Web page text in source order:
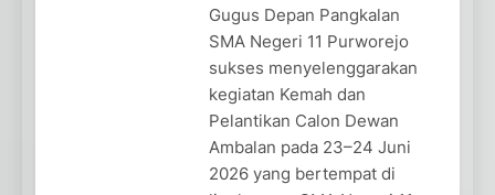
Gugus Depan Pangkalan
SMA Negeri 11 Purworejo
sukses menyelenggarakan
kegiatan Kemah dan
Pelantikan Calon Dewan
Ambalan pada 23–24 Juni
2026 yang bertempat di